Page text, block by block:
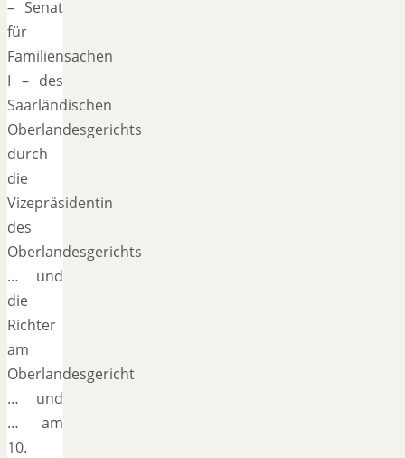
– Senat
für
Familiensachen
I – des
Saarländischen
Oberlandesgerichts
durch
die
Vizepräsidentin
des
Oberlandesgerichts
… und
die
Richter
am
Oberlandesgericht
… und
… am
10.